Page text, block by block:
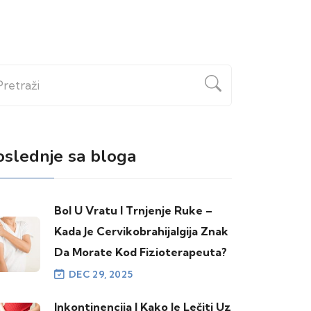
sa bloga
Bol U Vratu I Trnjenje Ruke –
Kada Je Cervikobrahijalgija Znak
Da Morate Kod Fizioterapeuta?
DEC 29, 2025
Inkontinencija I Kako Je Lečiti Uz